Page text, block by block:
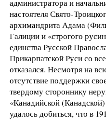
администратора и
настоятеля Свято-
архимандрита Адама
Галиции и «строгого
единства Русской
Прикарпатской Руси со
отказался. Несмотря на
отсутствие поддержки
твердому стороннику
«Канадийской
удалось добиться, что в